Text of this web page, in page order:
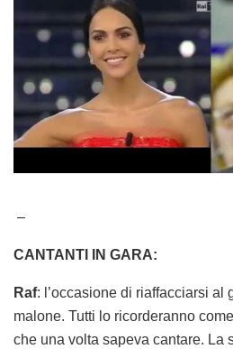
–
CANTANTI IN GARA:
Raf: l’occasione di riaffacciarsi al
malone. Tutti lo ricorderanno
che una volta sapeva cantare. La